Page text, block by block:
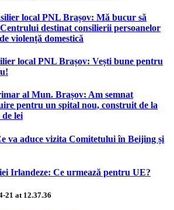
local PNL Brașov: Mă bucur să
destinat consilierii persoanelor
violență domestică
local PNL Brașov: Vești bune pentru
al Mun. Brașov: Am semnat
pentru un spital nou, construit de la
de lei
va aduce vizita Comitetului în Beijing și
Irlandeze: Ce urmează pentru UE?
21 at 12.37.36